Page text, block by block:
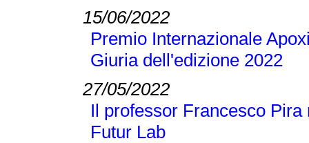
15/06/2022
Premio Internazionale
Giuria dell'edizione 2022
27/05/2022
Il professor Francesco
Futur Lab